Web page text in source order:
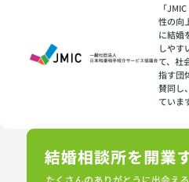
「
性の向
に結婚
しやす
て、社
指す団
賛同し
ていま